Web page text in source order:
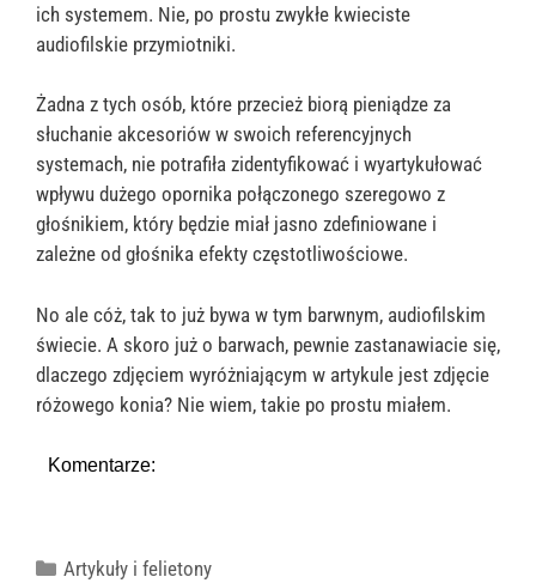
ich systemem. Nie, po prostu zwykłe kwieciste
audiofilskie przymiotniki.
Żadna z tych osób, które przecież biorą pieniądze za
słuchanie akcesoriów w swoich referencyjnych
systemach, nie potrafiła zidentyfikować i wyartykułować
wpływu dużego opornika połączonego szeregowo z
głośnikiem, który będzie miał jasno zdefiniowane i
zależne od głośnika efekty częstotliwościowe.
No ale cóż, tak to już bywa w tym barwnym, audiofilskim
świecie. A skoro już o barwach, pewnie zastanawiacie się,
dlaczego zdjęciem wyróżniającym w artykule jest zdjęcie
różowego konia? Nie wiem, takie po prostu miałem.
Komentarze:
Kategorie
Artykuły i felietony